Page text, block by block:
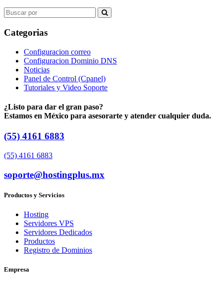
Search
for:
Categorias
Configuracion correo
Configuracion Dominio DNS
Noticias
Panel de Control (Cpanel)
Tutoriales y Video Soporte
¿Listo para dar el gran paso?
Estamos en México para asesorarte y atender cualquier duda.
(55) 4161 6883
(55) 4161 6883
soporte@hostingplus.mx
Productos y Servicios
Hosting
Servidores VPS
Servidores Dedicados
Productos
Registro de Dominios
Empresa